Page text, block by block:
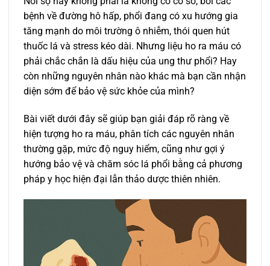
bệnh về đường hô hấp, phổi đang có xu hướng gia
tăng mạnh do môi trường ô nhiễm, thói quen hút
thuốc lá và stress kéo dài. Nhưng liệu ho ra máu có
phải chắc chắn là dấu hiệu của ung thư phổi? Hay
còn những nguyên nhân nào khác mà bạn cần nhận
diện sớm để bảo vệ sức khỏe của mình?
Bài viết dưới đây sẽ giúp bạn giải đáp rõ ràng về
hiện tượng ho ra máu, phân tích các nguyên nhân
thường gặp, mức độ nguy hiểm, cũng như gợi ý
hướng bảo vệ và chăm sóc lá phổi bằng cả phương
pháp y học hiện đại lẫn thảo dược thiên nhiên.